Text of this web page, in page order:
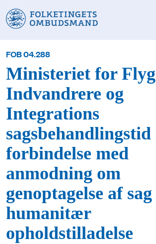
FOB 04.288
Ministeriet for
Indvandrere og
Integrations
sagsbehandlingstid
forbindelse med
anmodning om
genoptagelse af
humanitær
opholdstilladelse